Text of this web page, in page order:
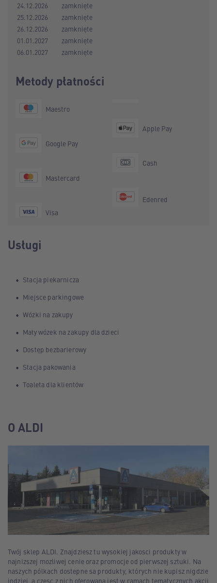
24.12.2026
zamknięte
25.12.2026
zamknięte
26.12.2026
zamknięte
01.01.2027
zamknięte
06.01.2027
zamknięte
Metody płatności
Maestro
Google Pay
Mastercard
Visa
Apple Pay
Cash
Edenred
Usługi
Stacja piekarnicza
Miejsce parkingowe
Wózki na zakupy
Mały wózek na zakupy dla dzieci
Dostęp bezbarierowy
Stacja pakowania
Toaleta dla klientów
O ALDI
Twój sklep ALDI. Znajdziesz tu wysokiej jakosci produkty w
najnizszej mozliwej cenie oraz promocje od pierwszej sztuki. Na
naszych pólkach dostepne sa produkty, których nie kupisz nigdzie
indziej, a czesc z nich oferowana jest w ramach tematycznych akcji